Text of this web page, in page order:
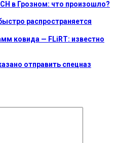
в Грозном: что произошло?
распространяется
ковида — FLiRT: известно
отправить спецназ